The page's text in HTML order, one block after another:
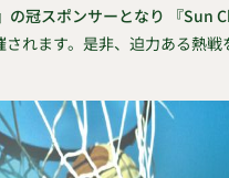
の冠スポンサーとなり 『Sun
されます。是非、迫力ある熱戦